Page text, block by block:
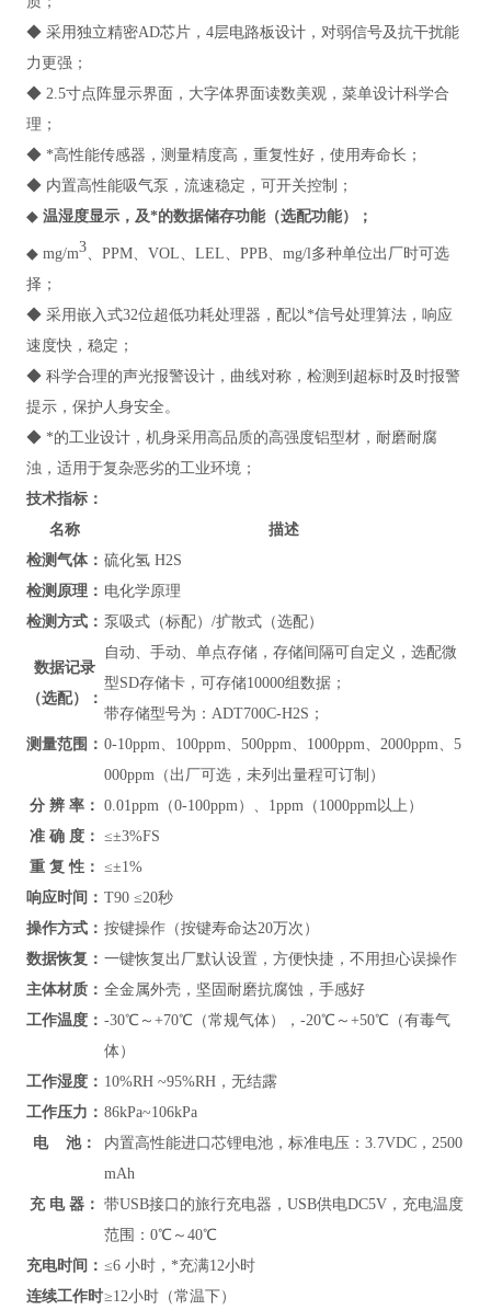
◆ 采用独立精密AD芯片，4层电路板设计，对弱信号及抗干扰能
力更强；
◆ 2.5寸点阵显示界面，大字体界面读数美观，菜单设计科学合
理；
◆ *高性能传感器，测量精度高，重复性好，使用寿命长；
◆ 内置高性能吸气泵，流速稳定，可开关控制；
◆温湿度显示，及*的数据储存功能（选配功能）；
◆ mg/m3、PPM、VOL、LEL、PPB、mg/l多种单位出厂时可选
择；
◆ 采用嵌入式32位超低功耗处理器，配以*信号处理算法，响应
速度快，稳定；
◆ 科学合理的声光报警设计，曲线对称，检测到超标时及时报警
提示，保护人身安全。
◆ *的工业设计，机身采用高品质的高强度铝型材，耐磨耐腐
浊，适用于复杂恶劣的工业环境；
技术指标：
名称
描述
检测气体： 硫化氢 H2S
检测原理： 电化学原理
检测方式： 泵吸式（标配）/扩散式（选配）
数据记录
（选配）：
自动、手动、单点存储，存储间隔可自定义，选配微
型SD存储卡，可存储10000组数据；
带存储型号为：ADT700C-H2S；
测量范围： 0-10ppm、100ppm、500ppm、1000ppm、2000ppm、5
000ppm（出厂可选，未列出量程可订制）
分 辨 率： 0.01ppm（0-100ppm）、1ppm（1000ppm以上）
准 确 度： ≤±3%FS
重 复 性： ≤±1%
响应时间： T90 ≤20秒
操作方式： 按键操作（按键寿命达20万次）
数据恢复： 一键恢复出厂默认设置，方便快捷，不用担心误操作
主体材质： 全金属外壳，坚固耐磨抗腐蚀，手感好
工作温度： -30℃～+70℃（常规气体），-20℃～+50℃（有毒气
体）
工作湿度： 10%RH ~95%RH，无结露
工作压力： 86kPa~106kPa
电 池：
内置高性能进口芯锂电池，标准电压：3.7VDC，2500
mAh
充 电 器： 带USB接口的旅行充电器，USB供电DC5V，充电温度
范围： 0℃～40℃
充电时间： ≤6 小时，*充满12小时
连续工作时≥12小时（常温下）